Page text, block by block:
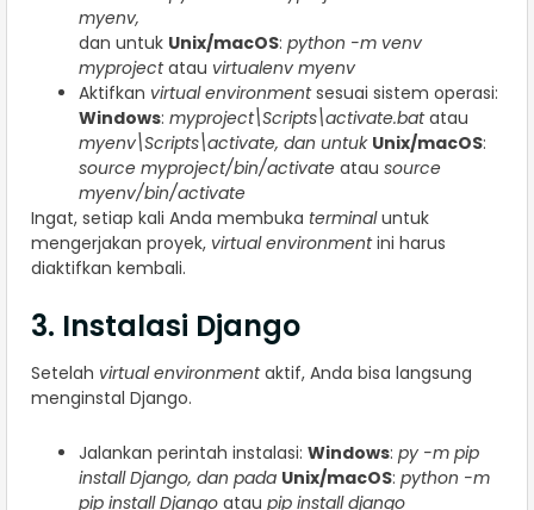
myenv,
dan untuk Unix/macOS: python -m venv
myprojectatau virtualenv myenv
Aktifkan virtual environmentsesuai sistem operasi:
Windows: myproject\Scripts\activate.batatau
myenv\Scripts\activate, dan untuk Unix/macOS:
source myproject/bin/activate atau source
myenv/bin/activate
Ingat, setiap kali Anda membuka terminaluntuk
mengerjakan proyek, virtual environmentini harus
diaktifkan kembali.
3. Instalasi Django
Setelah virtual environmentaktif, Anda bisa langsung
menginstal Django.
Jalankan perintah instalasi: Windows: py -m pip
install Django, dan pada Unix/macOS: python -m
pip install Django atau pip install django